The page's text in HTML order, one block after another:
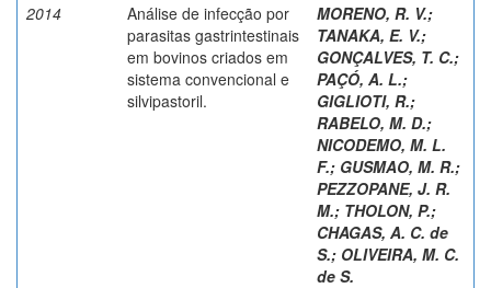
2014
Análise de infecção por
parasitas gastrintestinais
em bovinos criados em
sistema convencional e
silvipastoril.
MORENO, R. V.;
TANAKA, E. V.;
GONÇALVES, T. C.;
PAÇÓ, A. L.;
GIGLIOTI, R.;
RABELO, M. D.;
NICODEMO, M. L.
F.; GUSMAO, M. R.;
PEZZOPANE, J. R.
M.; THOLON, P.;
CHAGAS, A. C. de
S.; OLIVEIRA, M. C.
de S.